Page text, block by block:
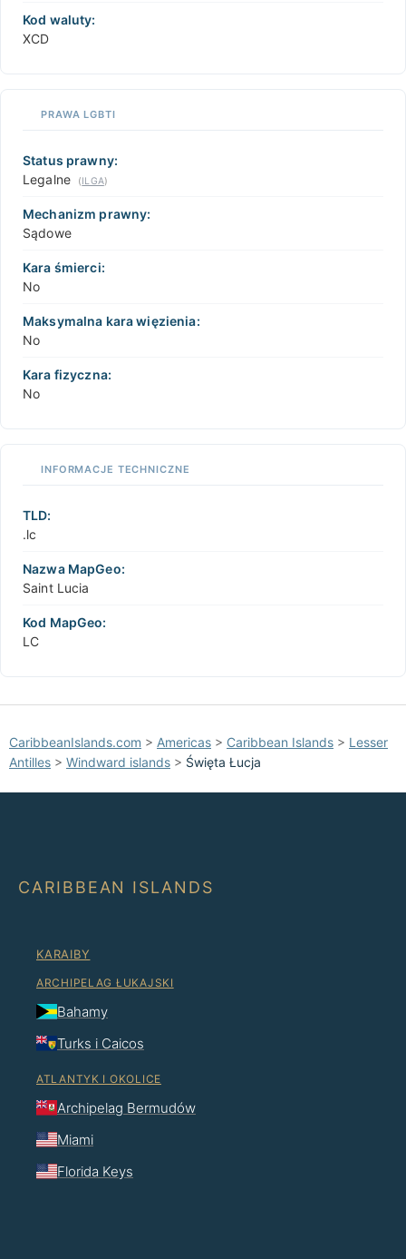
Kod waluty:
XCD
PRAWA LGBTI
Status prawny:
Legalne
(ILGA)
Mechanizm prawny:
Sądowe
Kara śmierci:
No
Maksymalna kara więzienia:
No
Kara fizyczna:
No
INFORMACJE TECHNICZNE
TLD:
.lc
Nazwa MapGeo:
Saint Lucia
Kod MapGeo:
LC
CaribbeanIslands.com > Americas > Caribbean Islands > Lesser
Antilles > Windward islands > Święta Łucja
CARIBBEAN ISLANDS
KARAIBY
ARCHIPELAG ŁUKAJSKI
Bahamy
Turks i Caicos
ATLANTYK I OKOLICE
Archipelag Bermudów
Miami
Florida Keys